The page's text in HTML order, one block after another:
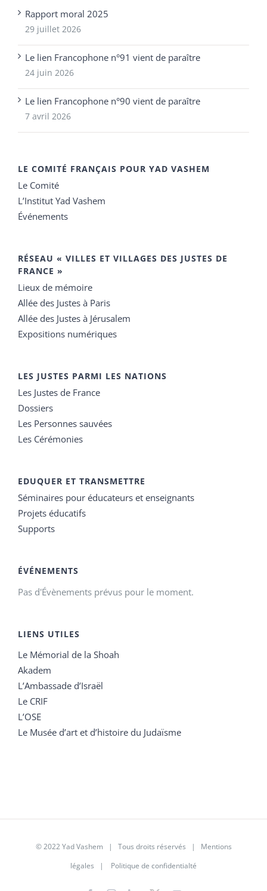
Rapport moral 2025
29 juillet 2026
Le lien Francophone n°91 vient de paraître
24 juin 2026
Le lien Francophone n°90 vient de paraître
7 avril 2026
LE COMITÉ FRANÇAIS POUR YAD VASHEM
Le Comité
L’Institut Yad Vashem
Événements
RÉSEAU « VILLES ET VILLAGES DES JUSTES DE
FRANCE »
Lieux de mémoire
Allée des Justes à Paris
Allée des Justes à Jérusalem
Expositions numériques
LES JUSTES PARMI LES NATIONS
Les Justes de France
Dossiers
Les Personnes sauvées
Les Cérémonies
EDUQUER ET TRANSMETTRE
Séminaires pour éducateurs et enseignants
Projets éducatifs
Supports
ÉVÉNEMENTS
Pas d'Évènements prévus pour le moment.
LIENS UTILES
Le Mémorial de la Shoah
Akadem
L’Ambassade d’Israël
Le CRIF
L’OSE
Le Musée d’art et d’histoire du Judaïsme
© 2022 Yad Vashem | Tous droits réservés | Mentions
légales | Politique de confidentialté